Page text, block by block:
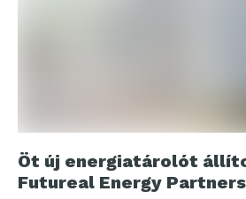
Öt új energiatárolót
Futureal Energy Partners